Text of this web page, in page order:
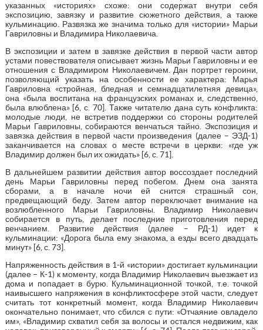
указанных «историях» схоже: они содержат внутри себя
экспозицию, завязку и развитие сюжетного действия, а также
кульминацию. Развязка же значима только для «истории» Марьи
Гавриловны и Владимира Николаевича.
В экспозиции и затем в завязке действия в первой части автор
устами повествователя описывает жизнь Марьи Гавриловны и ее
отношения с Владимиром Николаевичем. Дан портрет героини,
позволяющий указать на особенности ее характера: Марья
Гавриловна «стройная, бледная и семнадцатилетняя девица»,
она «была воспитана на французских романах и, следственно,
была влюблена» [6, с. 70]. Также читателю дана суть конфликта:
молодые люди, не встретив поддержки со стороны родителей
Марьи Гавриловны, собираются венчаться тайно. Экспозиция и
завязка действия в первой части произведения (далее – ЭЗД-1)
заканчивается на словах о месте встречи в церкви: «где уж
Владимир должен был их ожидать» [6, с. 71].
В дальнейшем развитии действия автор воссоздает последний
день Марьи Гавриловны перед побегом. Днем она занята
сборами, а в начале ночи ей снится страшный сон,
предвещающий беду. Затем автор переключает внимание на
возлюбленного Марьи Гавриловны. Владимир Николаевич
собирается в путь, делает последние приготовления перед
венчанием. Развитие действия (далее – РД-1) идет к
кульминации: «Дорога была ему знакома, а езды всего двадцать
минут» [6, с. 73].
Напряженность действия в 1-й «истории» достигает кульминации
(далее – К-1) к моменту, когда Владимир Николаевич выезжает из
дома и попадает в бурю. Кульминационной точкой, т.е. точкой
наивысшего напряжения в конфликтосфере этой части, следует
считать тот конкретный момент, когда Владимир Николаевич
окончательно понимает, что сбился с пути: «Отчаяние овладело
им», «Владимир схватил себя за волосы и остался недвижим, как